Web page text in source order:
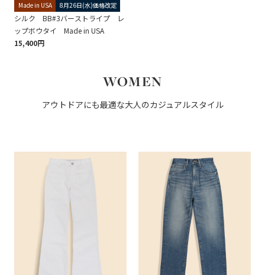
Made in USA 8月26日(水)価格改定
シルク BB#3バーストライプ レ
ップボウタイ Made in USA
15,400円
WOMEN
アウトドアにも最適な大人のカジュアルスタイル